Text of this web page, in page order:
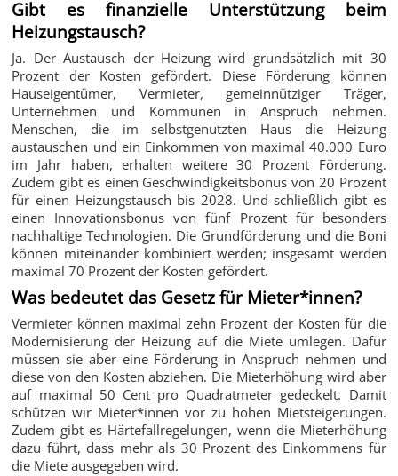
Gibt es finanzielle Unterstützung beim
Heizungstausch?
Ja. Der Austausch der Heizung wird grundsätzlich mit 30
Prozent der Kosten gefördert. Diese Förderung können
Hauseigentümer, Vermieter, gemeinnütziger Träger,
Unternehmen und Kommunen in Anspruch nehmen.
Menschen, die im selbstgenutzten Haus die Heizung
austauschen und ein Einkommen von maximal 40.000 Euro
im Jahr haben, erhalten weitere 30 Prozent Förderung.
Zudem gibt es einen Geschwindigkeitsbonus von 20 Prozent
für einen Heizungstausch bis 2028. Und schließlich gibt es
einen Innovationsbonus von fünf Prozent für besonders
nachhaltige Technologien. Die Grundförderung und die Boni
können miteinander kombiniert werden; insgesamt werden
maximal 70 Prozent der Kosten gefördert.
Was bedeutet das Gesetz für Mieter*innen?
Vermieter können maximal zehn Prozent der Kosten für die
Modernisierung der Heizung auf die Miete umlegen. Dafür
müssen sie aber eine Förderung in Anspruch nehmen und
diese von den Kosten abziehen. Die Mieterhöhung wird aber
auf maximal 50 Cent pro Quadratmeter gedeckelt. Damit
schützen wir Mieter*innen vor zu hohen Mietsteigerungen.
Zudem gibt es Härtefallregelungen, wenn die Mieterhöhung
dazu führt, dass mehr als 30 Prozent des Einkommens für
die Miete ausgegeben wird.